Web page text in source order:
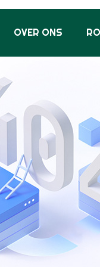
OVER ONS